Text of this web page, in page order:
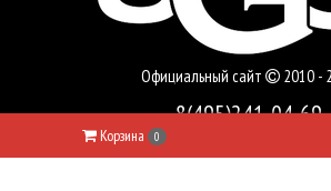
Официальный сайт 2010 -
8(495)241-04-69
Корзина 0